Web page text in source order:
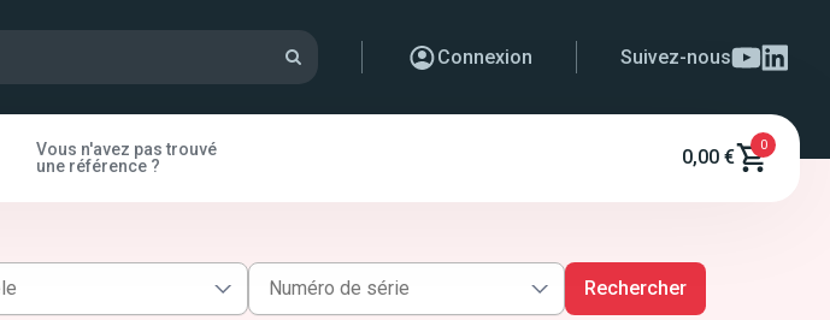
Connexion Suivez-nous
Vous n'avez pas trouvé
une référence ?
0,00 €
0
Rechercher